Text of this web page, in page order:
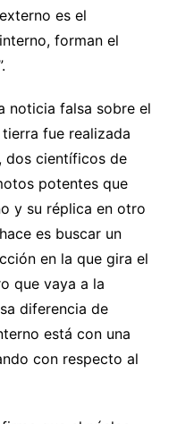
es el
forman el
noticia falsa sobre el
fue realizada
dos científicos de
potentes que
y su réplica en otro
es buscar un
en la que gira el
que vaya a la
diferencia de
está con una
con respecto al